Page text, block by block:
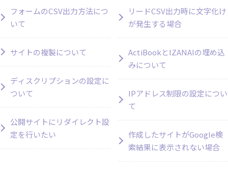
フォームのCSV出力方法につ
いて
サイトの複製について
ディスクリプションの設定に
ついて
公開サイトにリダイレクト設
定を行いたい
リードCSV出力時に文字化け
が発生する場合
ActiBookとIZANAIの埋め込
みについて
IPアドレス制限の設定につい
て
作成したサイトがGoogle検
索結果に表示されない場合